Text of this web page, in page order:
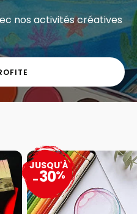
nos activités créatives
JUSQU'À
-30%